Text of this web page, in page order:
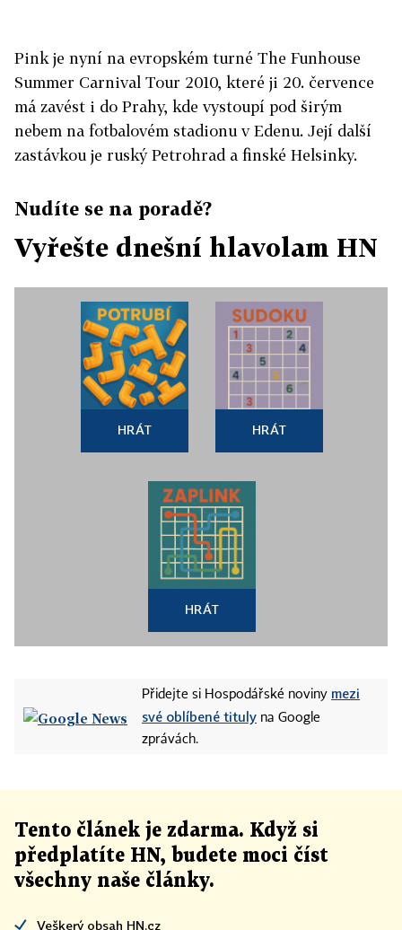
Pink je nyní na evropském turné The Funhouse
Summer Carnival Tour 2010, které ji 20. července
má zavést i do Prahy, kde vystoupí pod širým
nebem na fotbalovém stadionu v Edenu. Její další
zastávkou je ruský Petrohrad a finské Helsinky.
Nudíte se na poradě?
Vyřešte dnešní hlavolam HN
HRÁT HRÁT
HRÁT
Přidejte si Hospodářské noviny mezi
své oblíbené tituly na Google
zprávách.
Tento článek je zdarma. Když si
předplatíte HN, budete moci číst
všechny naše články.
Veškerý obsah HN.cz